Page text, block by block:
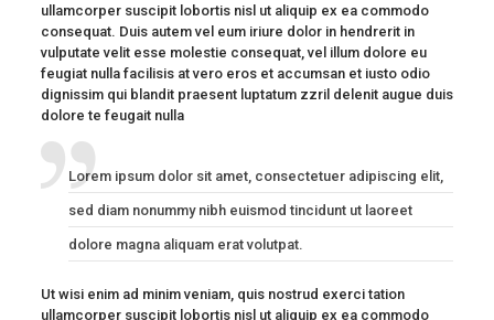
ullamcorper suscipit lobortis nisl ut aliquip ex ea commodo
consequat. Duis autem vel eum iriure dolor in hendrerit in
vulputate velit esse molestie consequat, vel illum dolore eu
feugiat nulla facilisis at vero eros et accumsan et iusto odio
dignissim qui blandit praesent luptatum zzril delenit augue duis
dolore te feugait nulla
Lorem ipsum dolor sit amet, consectetuer adipiscing elit,
sed diam nonummy nibh euismod tincidunt ut laoreet
dolore magna aliquam erat volutpat.
Ut wisi enim ad minim veniam, quis nostrud exerci tation
ullamcorper suscipit lobortis nisl ut aliquip ex ea commodo